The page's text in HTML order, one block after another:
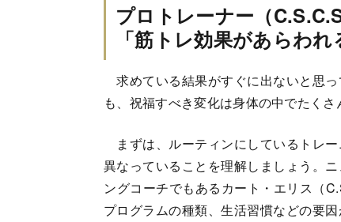
プロトレーナー（
「筋トレ効果があらわ
求めている結果がすぐに出ないと思
も、祝福すべき変化は身体の中でたくさ
まずは、ルーティンにしているトレ
異なっていることを理解しましょう。
ングコーチでもあるカート・エリス（
プログラムの種類、生活習慣などの要